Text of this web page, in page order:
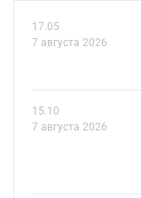
17.05
7 августа 2026
15.10
7 августа 2026